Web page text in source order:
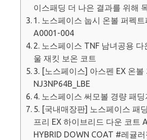
이스패딩 더 나은 결과를 위해
1. 노스페이스 눕시 온볼 퍼펙트
A0001-004
2. 노스페이스 TNF 남녀공용 다
울 재킷 보온 코트
3. [노스페이스] 아스펜 EX 온볼
NJ3NP64B_LBE
4. 노스페이스 써모볼 경량 패
5. [국내매장판] 노스페이스 패
프리 EX 하이브리드 다운 코트
HYBRID DOWN COAT #레귤